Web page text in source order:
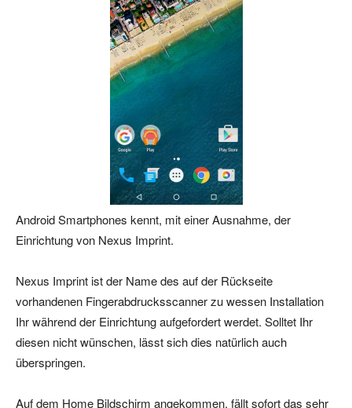
Android Smartphones kennt, mit einer Ausnahme, der
Einrichtung von Nexus Imprint.
Nexus Imprint ist der Name des auf der Rückseite
vorhandenen Fingerabdrucksscanner zu wessen Installation
Ihr während der Einrichtung aufgefordert werdet. Solltet Ihr
diesen nicht wünschen, lässt sich dies natürlich auch
überspringen.
Auf dem Home Bildschirm angekommen, fällt sofort das sehr